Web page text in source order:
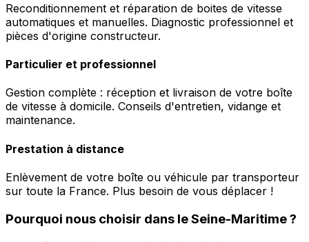
Reconditionnement et réparation de boites de vitesse
automatiques et manuelles. Diagnostic professionnel et
pièces d'origine constructeur.
Particulier et professionnel
Gestion complète : réception et livraison de votre boîte
de vitesse à domicile. Conseils d'entretien, vidange et
maintenance.
Prestation à distance
Enlèvement de votre boîte ou véhicule par transporteur
sur toute la France. Plus besoin de vous déplacer !
Pourquoi nous choisir dans leSeine-Maritime?